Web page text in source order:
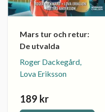
Mars tur och retur:
De utvalda
Roger Dackegård,
Lova Eriksson
189 kr